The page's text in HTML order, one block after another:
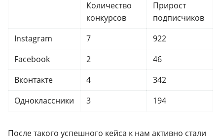
Количество
конкурсов
Прирост
подписчиков
Instagram
7
922
Facebook
2
46
Вконтакте
4
342
Одноклассники
3 194
После такого успешного кейса к нам активно стали